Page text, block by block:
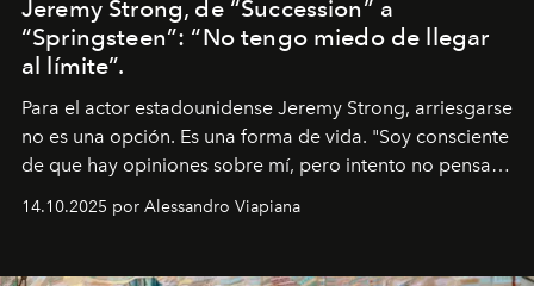
Jeremy Strong, de “Succession” a
“Springsteen”: “No tengo miedo de llegar
al límite”.
Para el actor estadounidense Jeremy Strong, arriesgarse
no es una opción. Es una forma de vida. "Soy consciente
de que hay opiniones sobre mí, pero intento no pensar
pérdida de tiempo", afirma.
14.10.2025 por Alessandro Viapiana